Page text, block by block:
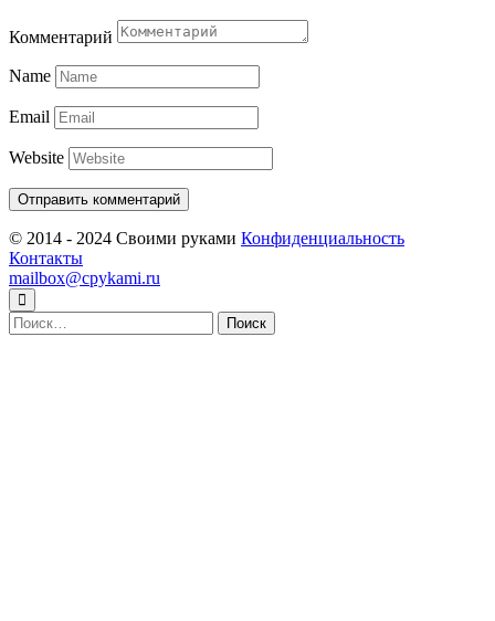
Комментарий
Name
Email
Website
© 2014 - 2024 Своими руками Конфиденциальность
Контакты
mailbox@cpykami.ru
Найти: